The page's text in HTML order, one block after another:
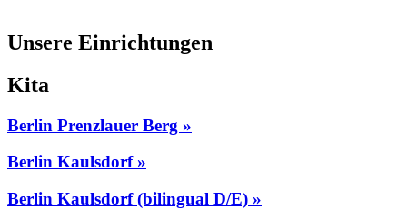
Unsere Einrichtungen
Kita
Berlin Prenzlauer Berg »
Berlin Kaulsdorf »
Berlin Kaulsdorf (bilingual D/E) »